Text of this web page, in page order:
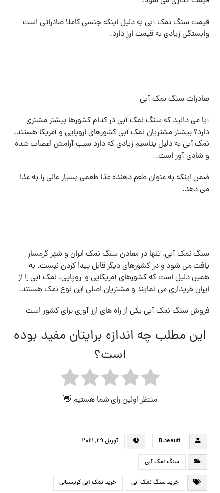
قیمت سنگ نمک آبی به دلیل اینکه جنسی کاملا صادراتی است
وابستگی زیادی به قیمت ارز دارد.
صادرات سنگ نمک آبی
آیا می دانید که سنگ نمک آبی در کدام کشورها بیشتر مشتری
دارد؟ بیشتر مشتریان نمک آبی کشورهای اروپایی و آمریکا هستند.
نمک آبی به دلیل پتاسیم زیادی که دارد سبب آرامش اعصاب شده
و شادی آور است.
ضمن اینکه به عنوان طعم دهنده غذا طعمی بسیار عالی را به غذا
می دهد.
سنگ نمک آبی، تنها در معادن سنگ نمک ایران و شهر گرمسار
یافت می شود و در کشورهای دیگر قابل پیدا کردن نیست. به
همین دلیل است که کشورهای آمریکایی و اروپایی، نمک آبی را از
ایران خریداری می نمایند و مشتریان اصلی این نوع نمک هستند.
فروش سنگ نمک آبی یکی از راه های ارز آوری برای کشور است
این مطلب چه اندازه برایتان مفید بوده
است؟
منتظر اولین رای شما هستیم 👋
B.beauti آوریل ۲۹, ۲۰۲۱
سنگ نمک آبی
خرید سنگ نمک آبی خرید نمک آبی کریستالی